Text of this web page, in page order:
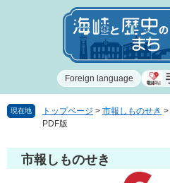
で
ば
へ
Foreign language
現在地 トップページ > 市報しものせき >
PDF版
市報しものせき